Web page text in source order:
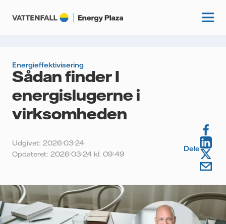
Start
Videnscenter
Guides
Om os
Vattenfall.dk
Energieffektivisering
Sådan finder I
energislugerne i
virksomheden
Udgivet: 2026-03-24
Opdateret: 2026-03-24 kl. 09:49
Dele